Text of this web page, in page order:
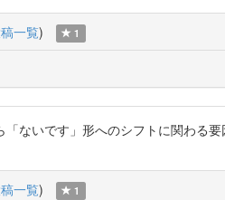
一覧) 1
「ないです」形へのシフトに関わ
一覧) 1